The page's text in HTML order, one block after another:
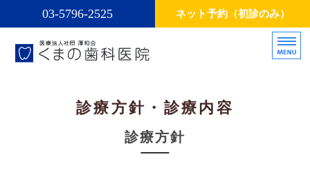
医療法人社団厚和会くまの歯科
診療方針・診療内容
診療方針
03-5796-2525 ネット予約（初診のみ）